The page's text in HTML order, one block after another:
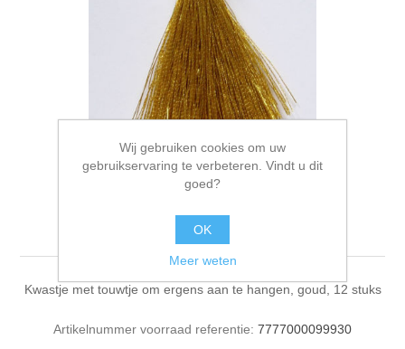
Kwastje goud 12 stuks
Kwastje met touwtje om ergens aan te hangen, goud, 12 stuks
Artikelnummer voorraad referentie: 7777000099930
Wij gebruiken cookies om uw
gebruikservaring te verbeteren. Vindt u dit
goed?
OK
Meer weten